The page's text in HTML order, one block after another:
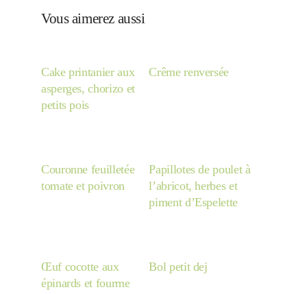
Vous aimerez aussi
Cake printanier aux
asperges, chorizo et
petits pois
Crême renversée
Couronne feuilletée
tomate et poivron
Papillotes de poulet à
l’abricot, herbes et
piment d’Espelette
Œuf cocotte aux
épinards et fourme
Bol petit dej